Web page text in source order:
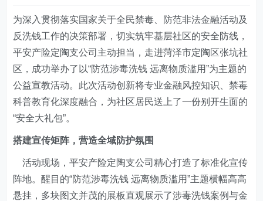
为深入贯彻落实国家关于全民禁毒、防范非法金融活动及
反洗钱工作的决策部署，切实筑牢基层社区的安全防线，
平安产险定陶支公司主动担当，走进菏泽市定陶区张坑社
区，成功举办了以“防范涉毒洗钱 远离物质滥用”为主题的
公益宣教活动。此次活动创新将专业金融风控知识、禁毒
科普教育化深度融合，为社区居民送上了一份别开生面的
“安全大礼包”。
搭建宣传矩阵，营造全域防护氛围
活动现场，平安产险定陶支公司精心打造了标准化宣传
阵地。醒目的“防范涉毒洗钱 远离物质滥用”主题横幅高高
悬挂，多块图文并茂的展板直观展示了涉毒洗钱案例与金